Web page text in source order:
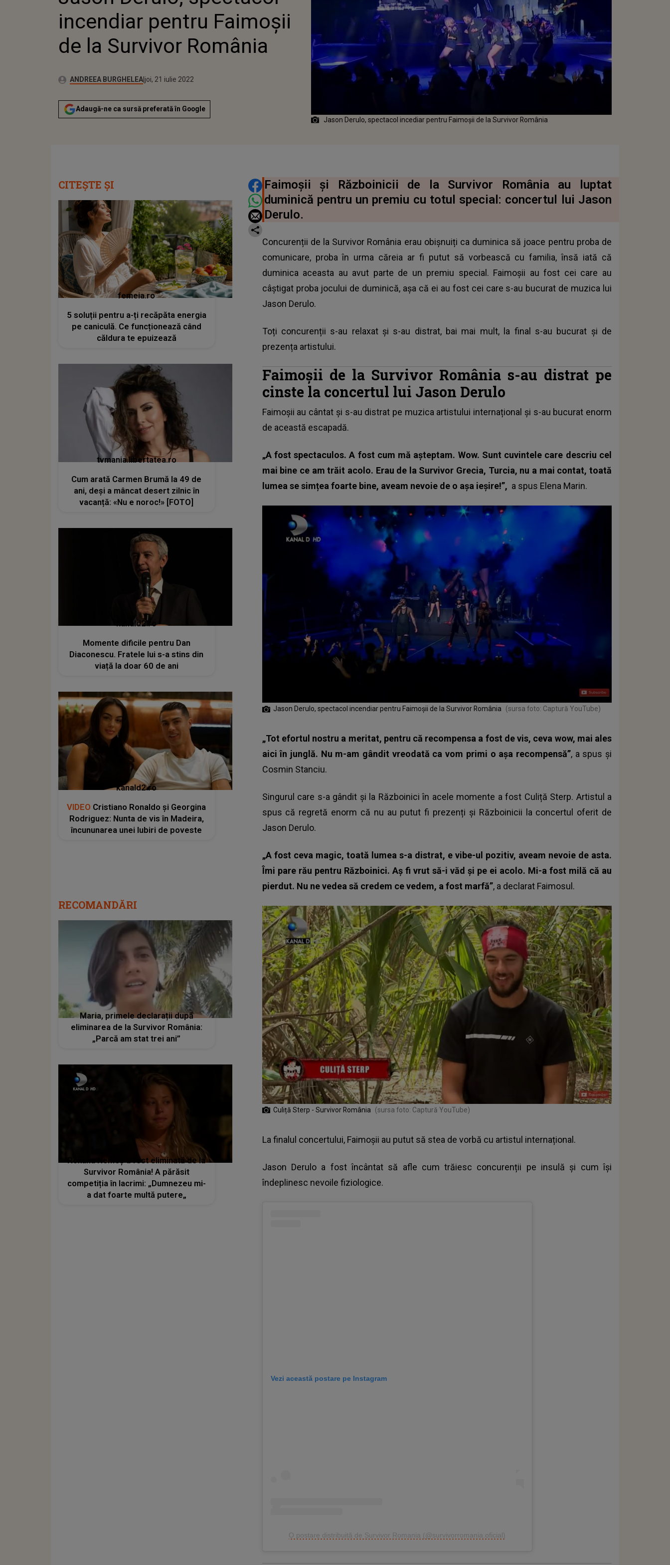
incendiar pentru Faimoșii
de la Survivor România
Autor:ANDREEA BURGHELEAPublicat:
luni, 29 martie 2021
Actualizat:
joi, 21 iulie 2022
Adaugă-ne ca sursă preferată în Google
Jason Derulo, spectacol incediar pentru Faimoșii de la Survivor România
DISTRIBUIE ARTICOLUL
Faimoșii și Războinicii de la Survivor România au luptat
duminică pentru un premiu cu totul special: concertul lui Jason
Derulo.
Concurenții de la Survivor România erau obișnuiți ca duminica să joace pentru proba de
comunicare, proba în urma căreia ar fi putut să vorbească cu familia, însă iată că
duminica aceasta au avut parte de un premiu special. Faimoșii au fost cei care au
câștigat proba jocului de duminică, așa că ei au fost cei care s-au bucurat de muzica lui
Jason Derulo.
Toți concurenții s-au relaxat și s-au distrat, bai mai mult, la final s-au bucurat și de
prezența artistului.
Faimoșii de la Survivor România s-au distrat pe
cinste la concertul lui Jason Derulo
Faimoșii au cântat și s-au distrat pe muzica artistului internațional și s-au bucurat enorm
de această escapadă.
„A fost spectaculos. A fost cum mă așteptam. Wow. Sunt cuvintele care descriu cel
mai bine ce am trăit acolo. Erau de la Survivor Grecia, Turcia, nu a mai contat, toată
lumea se simțea foarte bine, aveam nevoie de o așa ieșire!”, a spus Elena Marin.
Jason Derulo, spectacol incendiar pentru Faimoșii de la Survivor România (sursa foto: Captură YouTube)
„Tot efortul nostru a meritat, pentru că recompensa a fost de vis, ceva wow, mai ales
aici în junglă. Nu m-am gândit vreodată ca vom primi o așa recompensă”, a spus și
Cosmin Stanciu.
Singurul care s-a gândit și la Războinici în acele momente a fost Culiță Sterp. Artistul a
spus că regretă enorm că nu au putut fi prezenți și Războinicii la concertul oferit de
Jason Derulo.
„A fost ceva magic, toată lumea s-a distrat, e vibe-ul pozitiv, aveam nevoie de asta.
Îmi pare rău pentru Războinici. Aș fi vrut să-i văd și pe ei acolo. Mi-a fost milă că au
pierdut. Nu ne vedea să credem ce vedem, a fost marfă”, a declarat Faimosul.
Culiță Sterp - Survivor România (sursa foto: Captură YouTube)
La finalul concertului, Faimoșii au putut să stea de vorbă cu artistul internațional.
Jason Deruloa fost încântat să afle cum trăiesc concurenții pe insulă și cum își
îndeplinesc nevoile fiziologice.
Vezi această postare pe Instagram
O postare distribuită de Survivor Romania (@survivorromania.oficial)
CITEȘTE ȘI
femeia.ro
5 soluții pentru a-ți recăpăta energia
pe caniculă. Ce funcționează când
căldura te epuizează
tvmania.libertatea.ro
Cum arată Carmen Brumă la 49 de
ani, deși a mâncat desert zilnic în
vacanță: «Nu e noroc!» [FOTO]
kanald2.ro
Momente dificile pentru Dan
Diaconescu. Fratele lui s-a stins din
viață la doar 60 de ani
kanald2.ro
VIDEO Cristiano Ronaldo și Georgina
Rodriguez: Nunta de vis în Madeira,
încununarea unei Iubiri de poveste
RECOMANDĂRI
Maria, primele declarații după
eliminarea de la Survivor România:
„Parcă am stat trei ani”
Roxana Nemeș a fost eliminată de la
Survivor România! A părăsit
competiția în lacrimi: „Dumnezeu mi-
a dat foarte multă putere„